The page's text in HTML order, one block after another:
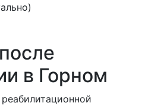
в Горном